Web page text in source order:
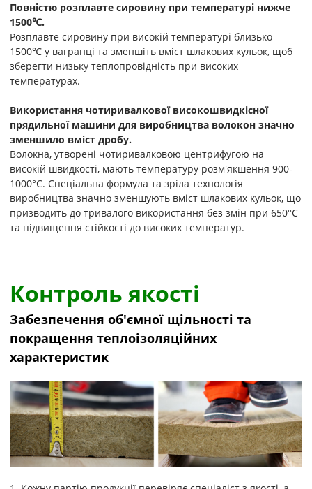
Повністю розплавте сировину при температурі нижче
1500℃.
Розплавте сировину при високій температурі близько
1500℃ у вагранці та зменшіть вміст шлакових кульок, щоб
зберегти низьку теплопровідність при високих
температурах.
Використання чотиривалкової високошвидкісної
прядильної машини для виробництва волокон значно
зменшило вміст дробу.
Волокна, утворені чотиривалковою центрифугою на
високій швидкості, мають температуру розм'якшення 900-
1000°C. Спеціальна формула та зріла технологія
виробництва значно зменшують вміст шлакових кульок, що
призводить до тривалого використання без змін при 650°C
та підвищення стійкості до високих температур.
Контроль якості
Забезпечення об'ємної щільності та
покращення теплоізоляційних
характеристик